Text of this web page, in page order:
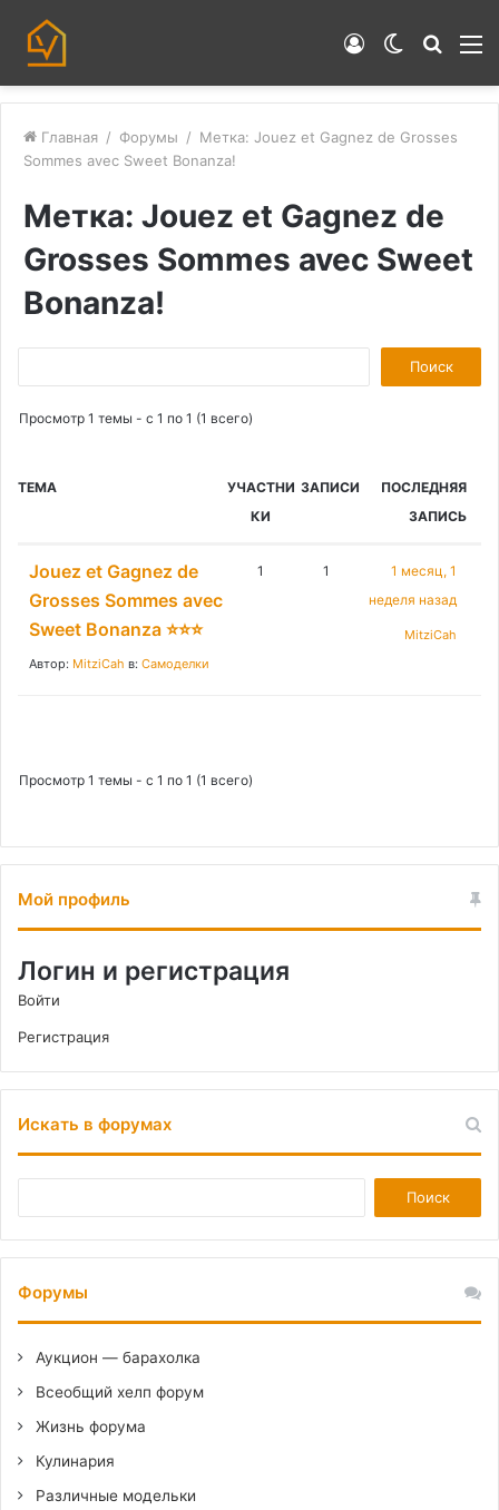
Switch
Войти
Главная / Форумы / Метка: Jouez et Gagnez de Grosses
Sommes avec Sweet Bonanza!
Метка: Jouez et Gagnez de
Grosses Sommes avec Sweet
Bonanza!
о
и
Просмотр 1 темы - с 1 по 1 (1 всего)
ТЕМА
УЧАСТНИ
КИ
ЗАПИСИ
ПОСЛЕДНЯЯ
ЗАПИСЬ
Jouez et Gagnez de
Grosses Sommes avec
Sweet Bonanza ⭐⭐⭐
Автор: MitziCah в: Самоделки
1 1
1 месяц, 1
неделя назад
MitziCah
Просмотр 1 темы - с 1 по 1 (1 всего)
Мой профиль
Логин и регистрация
Войти
Регистрация
Искать в форумах
Форумы
Аукцион — барахолка
Всеобщий хелп форум
Жизнь форума
Кулинария
Различные модельки